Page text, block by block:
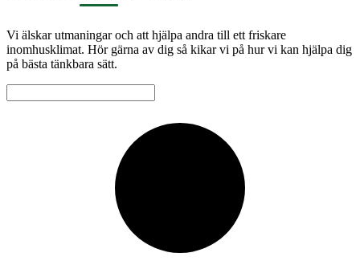
Vi älskar utmaningar och att hjälpa andra till ett friskare
inomhusklimat. Hör gärna av dig så kikar vi på hur vi kan hjälpa dig
på bästa tänkbara sätt.